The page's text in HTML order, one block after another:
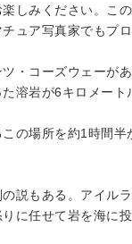
しみください。こ
ュア写真家でもプ
・コーズウェーが
溶岩が6キロメー
の場所を約1時間
説もある。アイル
に任せて岩を海に